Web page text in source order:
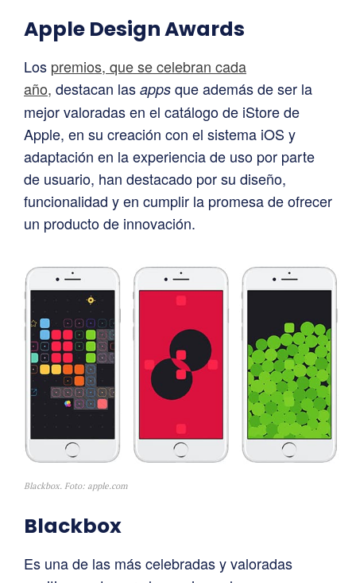
Apple Design Awards
Los premios, que se celebran cada
año, destacan las apps que además de ser la
mejor valoradas en el catálogo de iStore de
Apple, en su creación con el sistema iOS y
adaptación en la experiencia de uso por parte
de usuario, han destacado por su diseño,
funcionalidad y en cumplir la promesa de ofrecer
un producto de innovación.
Blackbox. Foto: apple.com
Blackbox
Es una de las más celebradas y valoradas